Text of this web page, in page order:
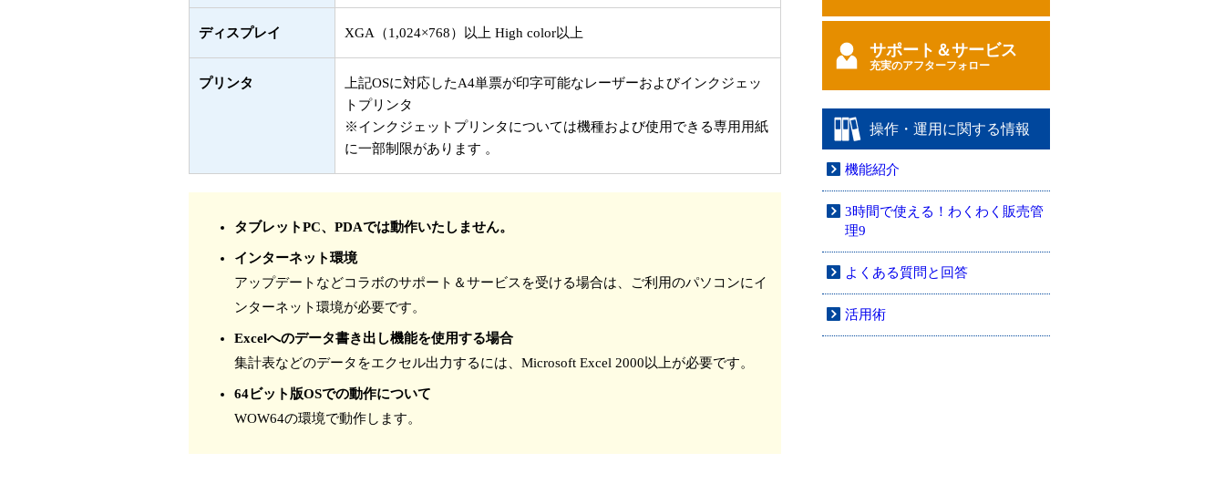
ディスプレイ XGA（1,024×768）以上 High color以上
プリンタ
上記OSに対応したA4単票が印字可能なレーザーおよびインクジェッ
トプリンタ
※インクジェットプリンタについては機種および使用できる専用用紙
に一部制限があります 。
タブレットPC、PDAでは動作いたしません。
インターネット環境
アップデートなどコラボのサポート＆サービスを受ける場合は、ご利用のパソコンにイ
ンターネット環境が必要です。
Excelへのデータ書き出し機能を使用する場合
集計表などのデータをエクセル出力するには、Microsoft Excel 2000以上が必要です。
64ビット版OSでの動作について
WOW64の環境で動作します。
サポート＆サービス
充実のアフターフォロー
操作・運用に関する情報
機能紹介
3時間で使える！わくわく販売管
理9
よくある質問と回答
活用術